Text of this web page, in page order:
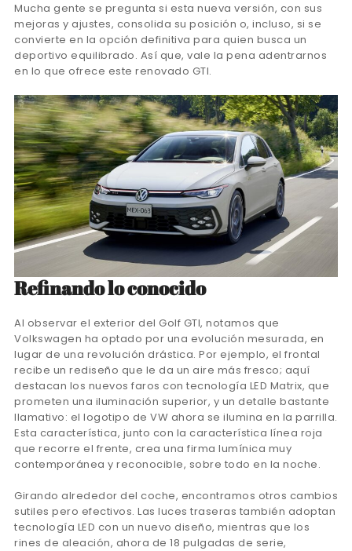
Mucha gente se pregunta si esta nueva versión, con sus
mejoras y ajustes, consolida su posición o, incluso, si se
convierte en la opción definitiva para quien busca un
deportivo equilibrado. Así que, vale la pena adentrarnos
en lo que ofrece este renovado GTI.
Refinando lo conocido
Al observar el exterior del Golf GTI, notamos que
Volkswagen ha optado por una evolución mesurada, en
lugar de una revolución drástica. Por ejemplo, el frontal
recibe un rediseño que le da un aire más fresco; aquí
destacan los nuevos faros con tecnología LED Matrix, que
prometen una iluminación superior, y un detalle bastante
llamativo: el logotipo de VW ahora se ilumina en la parrilla.
Esta característica, junto con la característica línea roja
que recorre el frente, crea una firma lumínica muy
contemporánea y reconocible, sobre todo en la noche.
Girando alrededor del coche, encontramos otros cambios
sutiles pero efectivos. Las luces traseras también adoptan
tecnología LED con un nuevo diseño, mientras que los
rines de aleación, ahora de 18 pulgadas de serie,